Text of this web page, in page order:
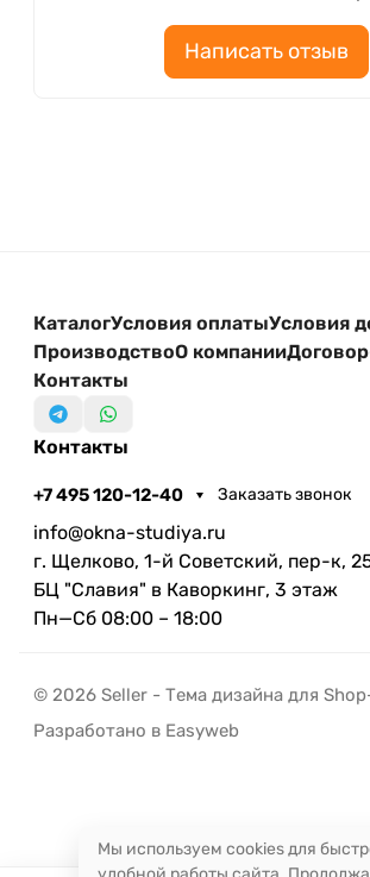
Написать отзыв
КаталогУсловия оплатыУсловия
ПроизводствоО компании
Контакты
Контакты
+7 495 120-12-40 Заказать звонок
info@okna-studiya.ru
г. Щелково, 1-й Советский, пер-к,
БЦ "Славия" в Каворкинг, 3 этаж
Пн—Сб 08:00 – 18:00
© 2026 Seller - Тема дизайна для
Разработано в Easyweb
Мы используем cookies для